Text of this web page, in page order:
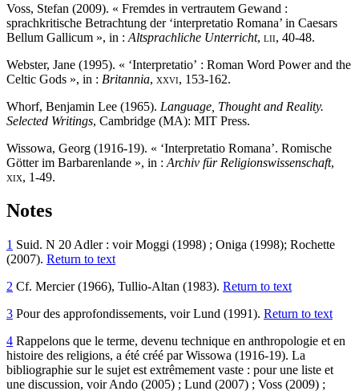
Voss, Stefan (2009). « Fremdes in vertrautem Gewand :
sprachkritische Betrachtung der ‘interpretatio Romana’ in Caesars
Bellum Gallicum », in : Altsprachliche Unterricht, lii, 40-48.
Webster, Jane (1995). « ‘Interpretatio’ : Roman Word Power and the
Celtic Gods », in : Britannia, xxvi, 153-162.
Whorf, Benjamin Lee (1965). Language, Thought and Reality.
Selected Writings, Cambridge (MA): MIT Press.
Wissowa, Georg (1916-19). « ‘Interpretatio Romana’. Romische
Götter im Barbarenlande », in : Archiv für Religionswissenschaft,
xix, 1-49.
Notes
1 Suid. N 20 Adler : voir Moggi (1998) ; Oniga (1998); Rochette
(2007). Return to text
2 Cf. Mercier (1966), Tullio-Altan (1983). Return to text
3 Pour des approfondissements, voir Lund (1991). Return to text
4 Rappelons que le terme, devenu technique en anthropologie et en
histoire des religions, a été créé par Wissowa (1916-19). La
bibliographie sur le sujet est extrêmement vaste : pour une liste et
une discussion, voir Ando (2005) ; Lund (2007) ; Voss (2009) ;